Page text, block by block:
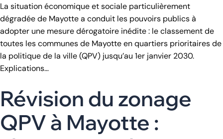
La situation économique et sociale particulièrement
dégradée de Mayotte a conduit les pouvoirs publics à
adopter une mesure dérogatoire inédite : le classement de
toutes les communes de Mayotte en quartiers prioritaires de
la politique de la ville (QPV) jusqu’au 1er janvier 2030.
Explications…
Révision du zonage
QPV à Mayotte :